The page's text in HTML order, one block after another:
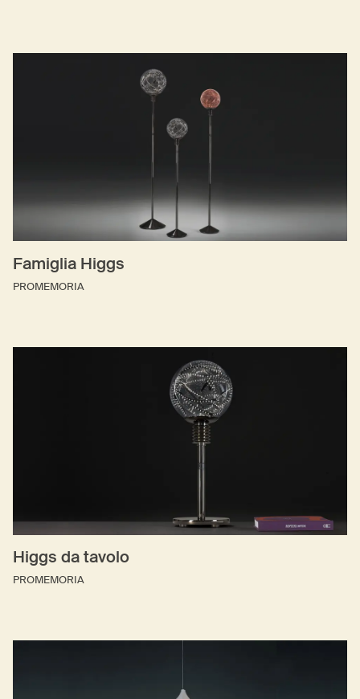
Famiglia Higgs
PROMEMORIA
Higgs da tavolo
PROMEMORIA